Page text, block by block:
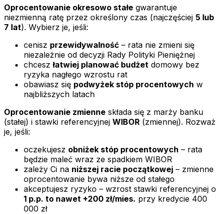
Oprocentowanie okresowo stałe gwarantuje
niezmienną ratę przez określony czas (najczęściej 5 lub
7 lat). Wybierz je, jeśli:
cenisz przewidywalność – rata nie zmieni się
niezależnie od decyzji Rady Polityki Pieniężnej
chceszłatwiej planować budżet domowy bez
ryzyka nagłego wzrostu rat
obawiasz się podwyżek stóp procentowych w
najbliższych latach
Oprocentowanie zmienne składa się z marży banku
(stałej) i stawki referencyjnej WIBOR (zmiennej). Rozważ
je, jeśli:
oczekujesz obniżek stóp procentowych – rata
będzie maleć wraz ze spadkiem WIBOR
zależy Ci na niższej racie początkowej – zmienne
oprocentowanie bywa niższe od stałego
akceptujesz ryzyko – wzrost stawki referencyjnej o
1 p.p. to nawet +200 zł/mies. przy kredycie 400
000 zł